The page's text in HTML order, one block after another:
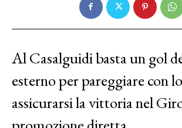
Al Casalguidi basta un gol
esterno per pareggiare con
assicurarsi la vittoria nel